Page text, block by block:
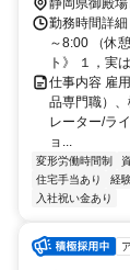
静岡県御殿
勤務時間詳
～8:00 （休
ト》 １，実
仕事内容 雇
品専門職）
レーター/ラ
ョ...
変形労働時間制
住宅手当あり
経
入社祝い金あり